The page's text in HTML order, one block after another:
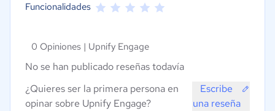
Funcionalidades
0 Opiniones | Upnify Engage
No se han publicado reseñas todavía
¿Quieres ser la primera persona en
opinar sobre Upnify Engage?
Escribe
una reseña